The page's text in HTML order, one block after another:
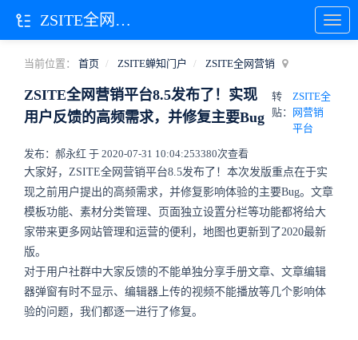
当前位置： 首页 ZSITE蝉知门户 ZSITE全网营销
ZSITE全网营销平台8.5发布了！实现
用户反馈的高频需求，并修复主要Bug
转
贴：
ZSITE全
网营销
平台
发布：郝永红 于 2020-07-31 10:04:253380次查看
大家好，ZSITE全网营销平台8.5发布了！本次发版重点在于实
现之前用户提出的高频需求，并修复影响体验的主要Bug。文章
模板功能、素材分类管理、页面独立设置分栏等功能都将给大
家带来更多网站管理和运营的便利，地图也更新到了2020最新
版。
对于用户社群中大家反馈的不能单独分享手册文章、文章编辑
器弹窗有时不显示、编辑器上传的视频不能播放等几个影响体
验的问题，我们都逐一进行了修复。
ZSITE全网营销